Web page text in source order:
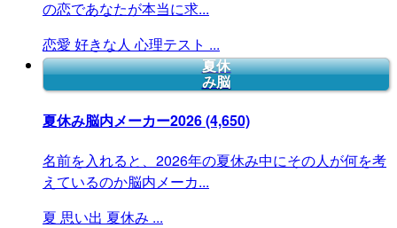
の恋であなたが本当に求...
恋愛 好きな人 心理テスト ...
夏休
み脳
夏休み脳内メーカー2026(4,650)
名前を入れると、2026年の夏休み中にその人が何を考
えているのか脳内メーカ...
夏 思い出 夏休み ...